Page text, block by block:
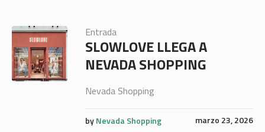
Entrada
SLOWLOVE LLEGA A
NEVADA SHOPPING
Nevada Shopping
marzo 23, 2026
byNevada Shopping